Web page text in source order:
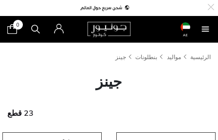
AE
0
الرئيسية مواليد بنطلونات جينز
جينز
23 قطع